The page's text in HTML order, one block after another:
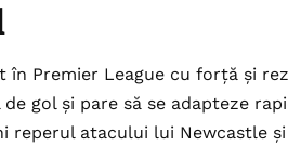
în Premier League cu forță și
gol și pare să se adapteze
reperul atacului lui Newcastle